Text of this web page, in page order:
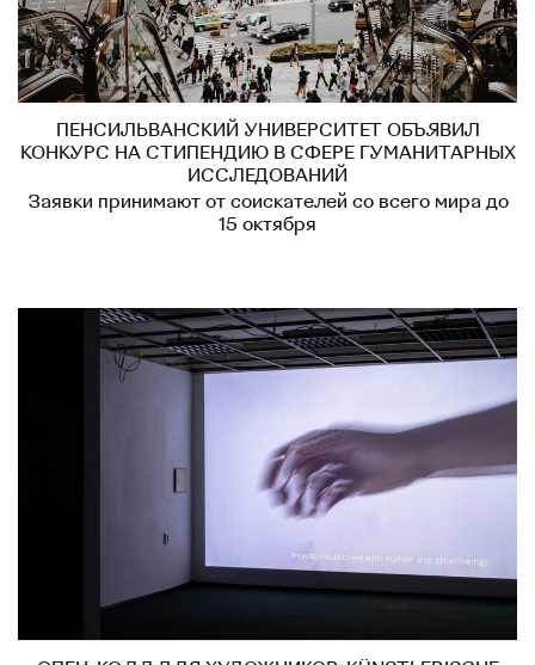
ПЕНСИЛЬВАНСКИЙ УНИВЕРСИТЕТ ОБЪЯВИЛ
КОНКУРС НА СТИПЕНДИЮ В СФЕРЕ ГУМАНИТАРНЫХ
ИССЛЕДОВАНИЙ
Заявки принимают от соискателей со всего мира до
15 октября